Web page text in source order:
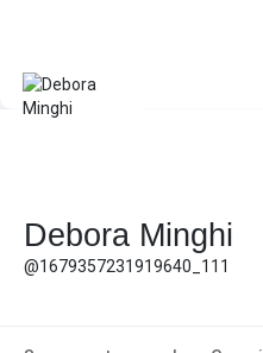
Debora Minghi
@1679357231919640_111